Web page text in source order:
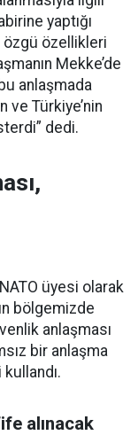
yaptığı
özgü özellikleri
Mekke’de
anlaşmada
ve Türkiye’nin
dedi.
üyesi olarak
bölgemizde
anlaşması
bir anlaşma
alınacak